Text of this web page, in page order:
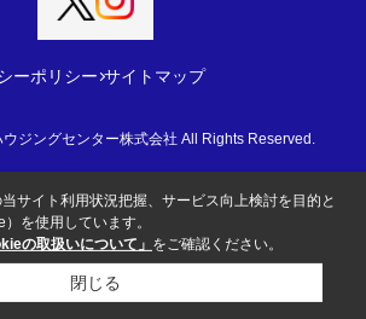
ーポリシー サイトマップ
ジングセンター株式会社 All Rights Reserved.
サイト利用状況把握、サービス向上検討を目的と
を使用しています。
の取扱いについて」 をご確認ください。
閉じる